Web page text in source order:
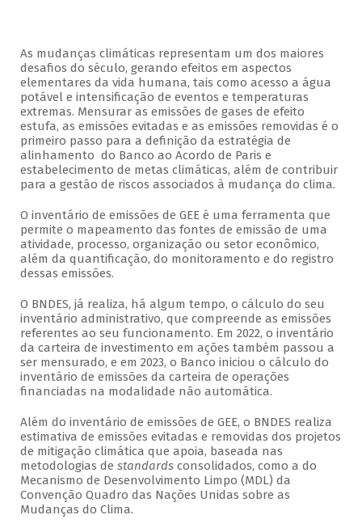
As mudanças climáticas representam um dos maiores
desafios do século, gerando efeitos em aspectos
elementares da vida humana, tais como acesso a água
potável e intensificação de eventos e temperaturas
extremas. Mensurar as emissões de gases de efeito
estufa, as emissões evitadas e as emissões removidas é o
primeiro passo para a definição da estratégia de
alinhamento do Banco ao Acordo de Paris e
estabelecimento de metas climáticas, além de contribuir
para a gestão de riscos associados à mudança do clima.
O inventário de emissões de GEE é uma ferramenta que
permite o mapeamento das fontes de emissão de uma
atividade, processo, organização ou setor econômico,
além da quantificação, do monitoramento e do registro
dessas emissões.
O BNDES, já realiza, há algum tempo, o cálculo do seu
inventário administrativo, que compreende as emissões
referentes ao seu funcionamento. Em 2022, o inventário
da carteira de investimento em ações também passou a
ser mensurado, e em 2023, o Banco iniciou o cálculo do
inventário de emissões da carteira de operações
financiadas na modalidade não automática.
Além do inventário de emissões de GEE, o BNDES realiza
estimativa de emissões evitadas e removidas dos projetos
de mitigação climática que apoia, baseada nas
metodologias de standards consolidados, como a do
Mecanismo de Desenvolvimento Limpo (MDL) da
Convenção Quadro das Nações Unidas sobre as
Mudanças do Clima.